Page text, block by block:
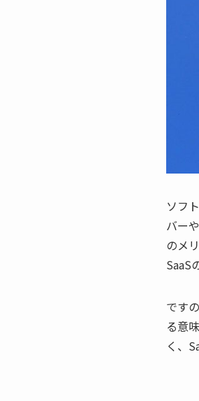
ソフ
バー
のメ
SaaS
です
る意
く、